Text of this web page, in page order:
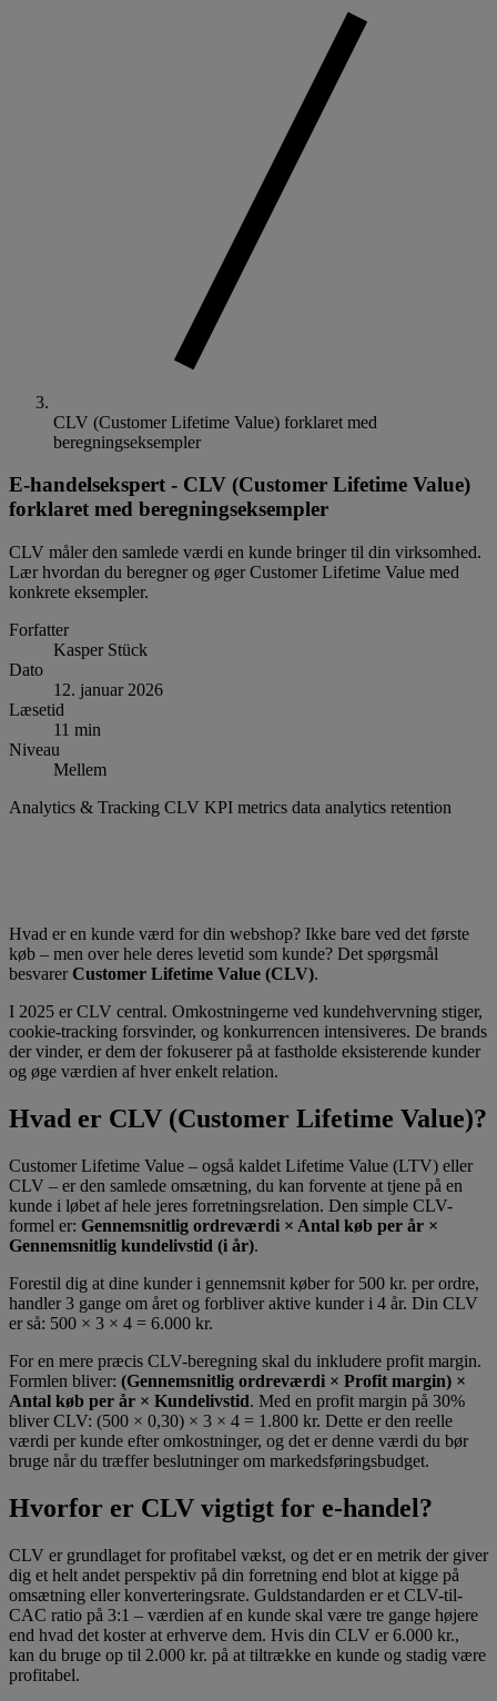
CLV (Customer Lifetime Value) forklaret med
beregningseksempler
E-handelsekspert - CLV (Customer Lifetime Value)
forklaret med beregningseksempler
CLV måler den samlede værdi en kunde bringer til din virksomhed.
Lær hvordan du beregner og øger Customer Lifetime Value med
konkrete eksempler.
Forfatter
Kasper Stück
Dato
12. januar 2026
Læsetid
11 min
Niveau
Mellem
Analytics & Tracking CLV KPI metrics data analytics retention
Hvad er en kunde værd for din webshop? Ikke bare ved det første
køb – men over hele deres levetid som kunde? Det spørgsmål
besvarerCustomer Lifetime Value (CLV).
I 2025 er CLV central. Omkostningerne ved kundehvervning stiger,
cookie-tracking forsvinder, og konkurrencen intensiveres. De brands
der vinder, er dem der fokuserer på at fastholde eksisterende kunder
og øge værdien af hver enkelt relation.
Hvad er CLV (Customer Lifetime Value)?
Customer Lifetime Value – også kaldet Lifetime Value (LTV) eller
CLV – er den samlede omsætning, du kan forvente at tjene på en
kunde i løbet af hele jeres forretningsrelation. Den simple CLV-
formel er: Gennemsnitlig ordreværdi × Antal køb per år ×
Gennemsnitlig kundelivstid (i år).
Forestil dig at dine kunder i gennemsnit køber for 500 kr. per ordre,
handler 3 gange om året og forbliver aktive kunder i 4 år. Din CLV
er så: 500 × 3 × 4 = 6.000 kr.
For en mere præcis CLV-beregning skal du inkludere profit margin.
Formlen bliver: (Gennemsnitlig ordreværdi × Profit margin) ×
Antal køb per år × Kundelivstid. Med en profit margin på 30%
bliver CLV: (500 × 0,30) × 3 × 4 = 1.800 kr. Dette er den reelle
værdi per kunde efter omkostninger, og det er denne værdi du bør
bruge når du træffer beslutninger om markedsføringsbudget.
Hvorfor er CLV vigtigt for e-handel?
CLV er grundlaget for profitabel vækst, og det er en metrik der giver
dig et helt andet perspektiv på din forretning end blot at kigge på
omsætning eller konverteringsrate. Guldstandarden er et CLV-til-
CAC ratio på 3:1 – værdien af en kunde skal være tre gange højere
end hvad det koster at erhverve dem. Hvis din CLV er 6.000 kr.,
kan du bruge op til 2.000 kr. på at tiltrække en kunde og stadig være
profitabel.